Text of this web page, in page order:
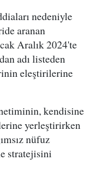
nedeniyle
aranan
Aralık 2024'te
adı listeden
eleştirilerine
kendisine
yerleştirirken
nüfuz
stratejisini